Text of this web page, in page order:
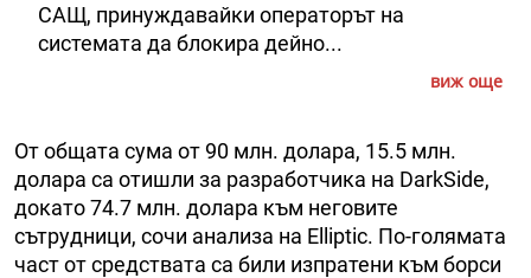
САЩ, принуждавайки операторът на
системата да блокира дейно...
виж още
От общата сума от 90 млн. долара, 15.5 млн.
долара са отишли за разработчика на DarkSide,
докато 74.7 млн. долара към неговите
сътрудници, сочи анализа на Elliptic. По-голямата
част от средствата са били изпратени към борси